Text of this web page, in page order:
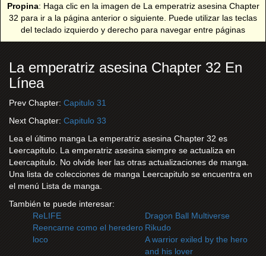
Propina: Haga clic en la imagen de La emperatriz asesina Chapter
32 para ir a la página anterior o siguiente. Puede utilizar las teclas
del teclado izquierdo y derecho para navegar entre páginas
La emperatriz asesina Chapter 32 En
Línea
Prev Chapter: Capitulo 31
Next Chapter: Capitulo 33
Lea el último manga La emperatriz asesina Chapter 32 es
Leercapitulo. La emperatriz asesina siempre se actualiza en
Leercapitulo. No olvide leer las otras actualizaciones de manga.
Una lista de colecciones de manga Leercapitulo se encuentra en
el menú Lista de manga.
También te puede interesar:
ReLIFE
Dragon Ball Multiverse
Reencarne como el heredero
loco
Rikudo
A warrior exiled by the hero
and his lover